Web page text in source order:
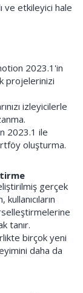
ve etkileyici hale
2023.1'in
projelerinizi
izleyicilerle
2023.1 ile
oluşturma.
gerçek
tanır.
birçok yeni
daha da